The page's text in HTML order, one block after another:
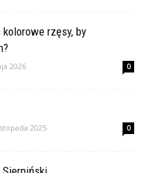
rzęsy, by
2026 0
2025 0